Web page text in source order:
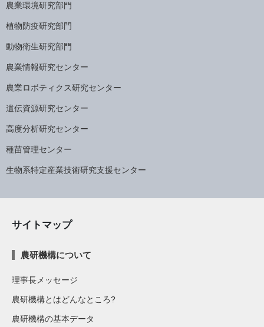
農業環境研究部門
植物防疫研究部門
動物衛生研究部門
農業情報研究センター
農業ロボティクス研究センター
遺伝資源研究センター
高度分析研究センター
種苗管理センター
生物系特定産業技術研究支援センター
サイトマップ
農研機構について
理事長メッセージ
農研機構とはどんなところ?
農研機構の基本データ